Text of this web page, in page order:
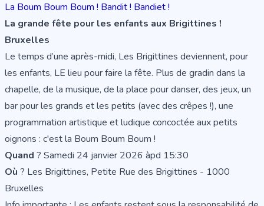
La Boum Boum Boum ! Bandit ! Bandiet !
La grande fête pour les enfants aux Brigittines !
Bruxelles
Le temps d’une après-midi, Les Brigittines deviennent, pour
les enfants, LE lieu pour faire la fête. Plus de gradin dans la
chapelle, de la musique, de la place pour danser, des jeux, un
bar pour les grands et les petits (avec des crêpes !), une
programmation artistique et ludique concoctée aux petits
oignons : c'est la Boum Boum Boum !
Quand ? Samedi 24 janvier 2026 àpd 15:30
Où ? Les Brigittines, Petite Rue des Brigittines - 1000
Bruxelles